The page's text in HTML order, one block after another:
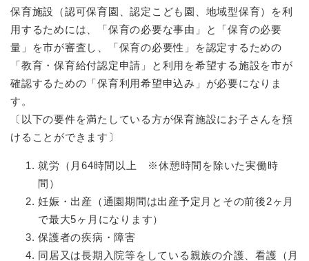
保育施設（認可保育園、認定こども園、地域型保育）を利
用するためには、「保育の必要な事由」と「保育の必要
量」を市が審査し、「保育の必要性」を認定するための
「教育・保育給付認定申請」と利用を希望する施設を市が
確認するための「保育利用希望申込み」が必要になりま
す。
〔以下の要件を満たしている方が保育施設にお子さんを預
けることができます〕
就労（月64時間以上 ※休憩時間を除いた実働時
間）
妊娠・出産（通園期間は出産予定月とその前後2ヶ月
で最大5ヶ月になります）
保護者の疾病・障害
同居又は長期入院等をしている親族の介護、看護（月